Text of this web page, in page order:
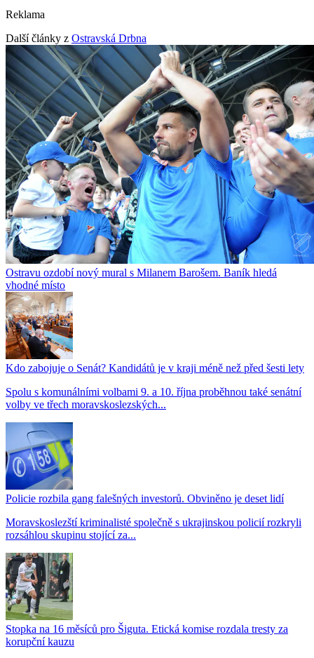
Reklama
Další články z Ostravská Drbna
Ostravu ozdobí nový mural s Milanem Barošem. Baník hledá
vhodné místo
Kdo zabojuje o Senát? Kandidátů je v kraji méně než před šesti lety
Spolu s komunálními volbami 9. a 10. října proběhnou také senátní
volby ve třech moravskoslezských...
Policie rozbila gang falešných investorů. Obviněno je deset lidí
Moravskoslezští kriminalisté společně s ukrajinskou policií rozkryli
rozsáhlou skupinu stojící za...
Stopka na 16 měsíců pro Šiguta. Etická komise rozdala tresty za
korupční kauzu